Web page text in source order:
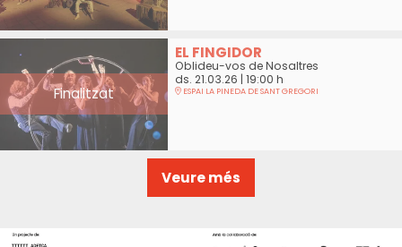
Finalitzat
EL FINGIDOR
Oblideu-vos de Nosaltres
ds. 21.03.26 | 19:00 h
ESPAI LA PINEDA DE SANT GREGORI
Veure més